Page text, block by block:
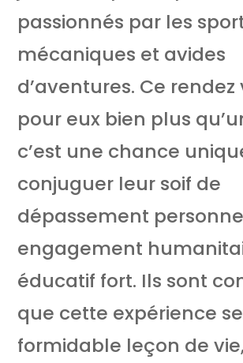
passionnés par les
mécaniques et avides
d’aventures. Ce rendez
pour eux bien plus
c’est une chance
conjuguer leur soif de
dépassement
engagement
éducatif fort. Ils sont
que cette expérience
formidable leçon de